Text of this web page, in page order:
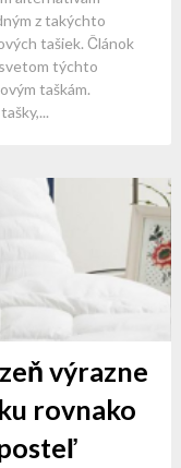
z takýchto
tašiek. Článok
svetom týchto
taškám.
výrazne
rovnako